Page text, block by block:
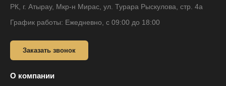
РК, г. Атырау, Мкр-н Мирас, ул. Турара Рыскулова, стр. 4а
График работы: Ежедневно, с 09:00 до 18:00
Заказать звонок
О компании